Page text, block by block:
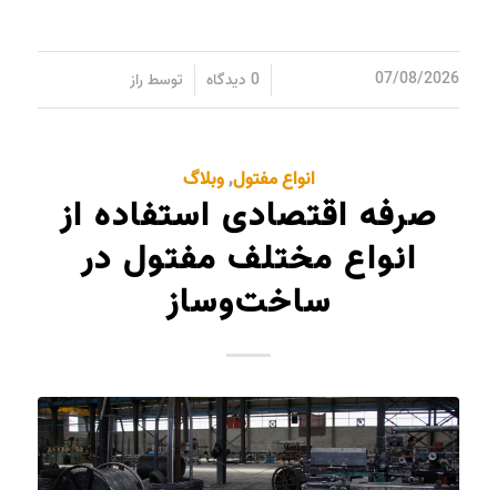
07/08/2026 0 دیدگاه توسطراز
انواع مفتول,وبلاگ
صرفه اقتصادی استفاده از
انواع مختلف مفتول در
ساخت‌وساز